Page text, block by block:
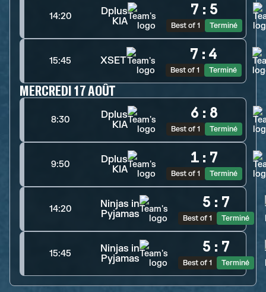
14:20
Dplus
KIA
7 : 5
Best of 1 Terminé
15:45 XSET 7 : 4
Best of 1 Terminé
MERCREDI 17 AOÛT
8:30
Dplus
KIA
6 : 8
Best of 1 Terminé
9:50
Dplus
KIA
1 : 7
Best of 1 Terminé
14:20
Ninjas in
Pyjamas
5 : 7
Best of 1 Terminé
15:45
Ninjas in
Pyjamas
5 : 7
Best of 1 Terminé